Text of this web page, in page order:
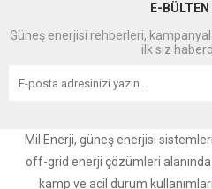
E-
Güneş enerjisi rehberleri,
ilk siz
Mil Enerji, güneş enerjisi
off-grid enerji çözümleri alanında
kamp ve acil durum